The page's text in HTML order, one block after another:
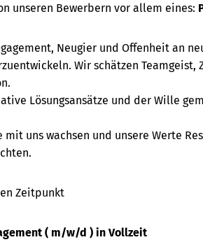
unseren Bewerbern vor allem eines:
Neugier und Offenheit an
Wir schätzen Teamgeist,
Lösungsansätze und der Wille
mit uns wachsen und unsere Werte
Zeitpunkt
( m/w/d ) in Vollzeit